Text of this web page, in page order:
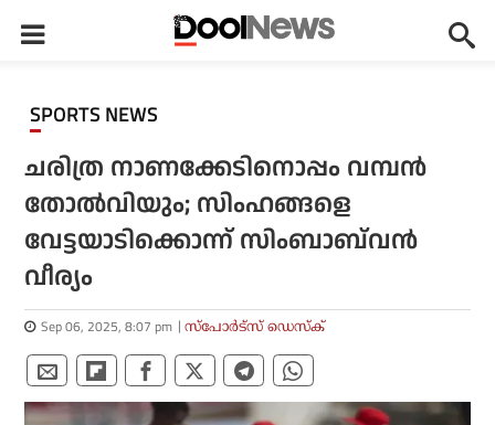
SPORTS NEWS
ചരിത്ര നാണക്കേടിനൊപ്പം വമ്പന്‍
തോല്‍വിയും; സിംഹങ്ങളെ
വേട്ടയാടിക്കൊന്ന് സിംബാബ്‌വന്‍
വീര്യം
Sep 06, 2025, 8:07 pm സ്പോര്‍ട്സ് ഡെസ്‌ക്